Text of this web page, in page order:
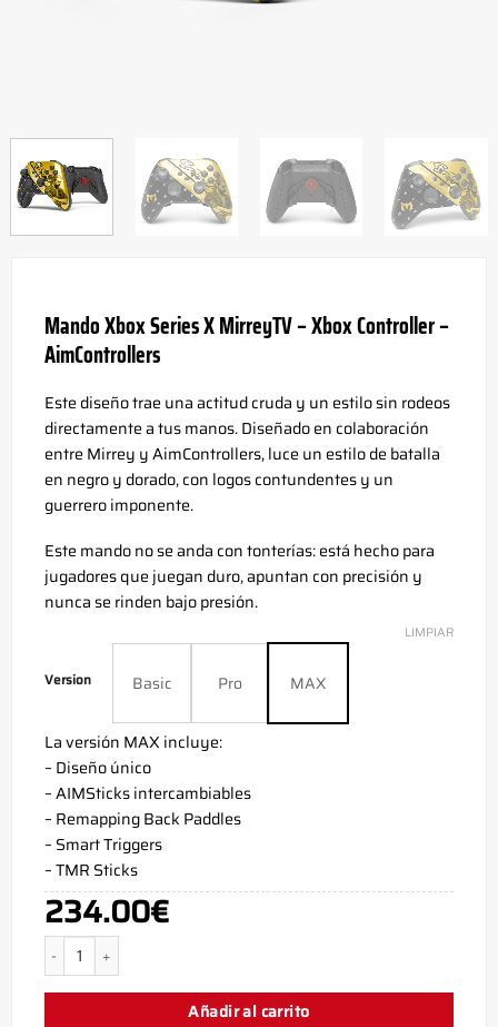
Mando Xbox Series X MirreyTV – Xbox Controller –
AimControllers
Este diseño trae una actitud cruda y un estilo sin rodeos
directamente a tus manos. Diseñado en colaboración
entre Mirrey y AimControllers, luce un estilo de batalla
en negro y dorado, con logos contundentes y un
guerrero imponente.
Este mando no se anda con tonterías: está hecho para
jugadores que juegan duro, apuntan con precisión y
nunca se rinden bajo presión.
Version Basic Pro MAX
LIMPIAR
La versión MAX incluye:
– Diseño único
– AIMSticks intercambiables
– Remapping Back Paddles
– Smart Triggers
– TMR Sticks
234.00€
Mando Xbox Series X MirreyTV - Xbox Controller - AimControllers
Añadir al carrito